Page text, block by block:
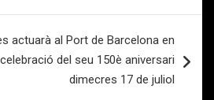
actuarà al Port de Barcelona en
del seu 150è aniversari
dimecres 17 de juliol